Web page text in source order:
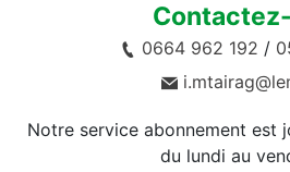
0664 962 192 /
Notre service abonnement est
du lundi au